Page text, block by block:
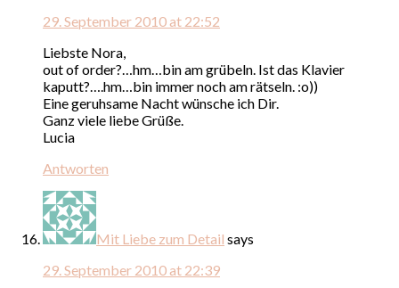
29. September 2010 at 22:52
Liebste Nora,
out of order?…hm…bin am grübeln. Ist das Klavier
kaputt?….hm…bin immer noch am rätseln. :o))
Eine geruhsame Nacht wünsche ich Dir.
Ganz viele liebe Grüße.
Lucia
Antworten
Mit Liebe zum Detail says
29. September 2010 at 22:39